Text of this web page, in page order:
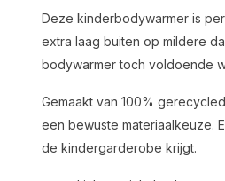
Deze kinderbodywarmer is
extra laag buiten op mildere
bodywarmer toch voldoende
Gemaakt van 100%
een bewuste materiaalkeuze.
de kindergarderobe krijgt.